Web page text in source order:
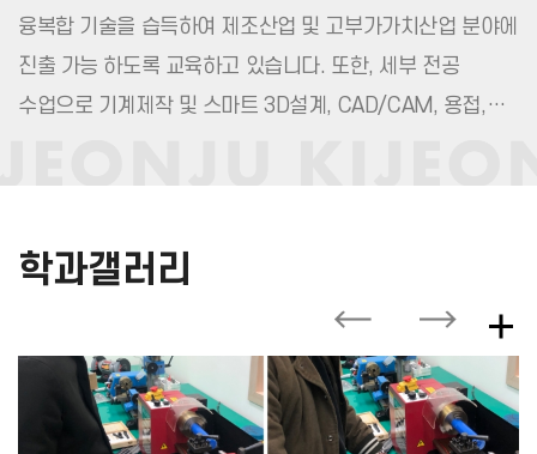
융복합 기술을 습득하여 제조산업 및 고부가가치산업 분야에
진출 가능 하도록 교육하고 있습니다. 또한, 세부 전공
수업으로 기계제작 및 스마트 3D설계, CAD/CAM, 용접,
다양한 취업 기회를 제공합니다.
학과갤러리